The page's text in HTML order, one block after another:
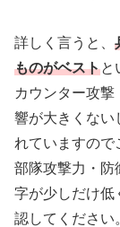
詳しく言うと、
ものがベストと
カウンター攻
響が大きくない
れていますので
部隊攻撃力・防
字が少しだけ低
認してください